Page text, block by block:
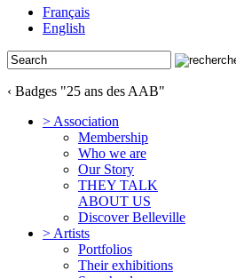
Français
English
‹ Badges "25 ans des AAB"
> Association
Membership
Who we are
Our Story
THEY TALK
ABOUT US
Discover Belleville
> Artists
Portfolios
Their exhibitions